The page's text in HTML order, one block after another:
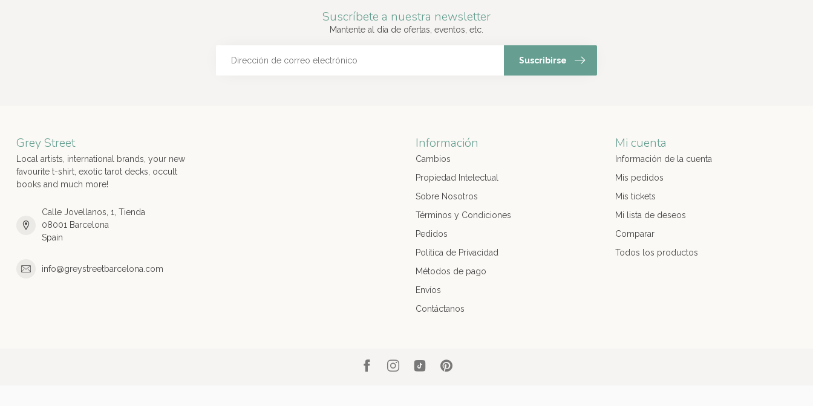
Suscríbete a nuestra newsletter
Mantente al día de ofertas, eventos, etc.
Suscribirse
Grey Street
Local artists, international brands, your new
favourite t-shirt, exotic tarot decks, occult
books and much more!
Calle Jovellanos, 1, Tienda
08001 Barcelona
Spain
info@greystreetbarcelona.com
Información
Cambios
Propiedad Intelectual
Sobre Nosotros
Términos y Condiciones
Pedidos
Política de Privacidad
Métodos de pago
Envíos
Contáctanos
Mi cuenta
Información de la cuenta
Mis pedidos
Mis tickets
Mi lista de deseos
Comparar
Todos los productos